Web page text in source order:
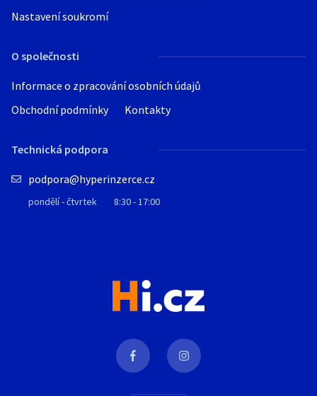
Nastavení soukromí
O společnosti
Informace o zpracování osobních údajů
Obchodní podmínky
Kontakty
Technická podpora
podpora@hyperinzerce.cz
pondělí - čtvrtek 8:30 - 17:00